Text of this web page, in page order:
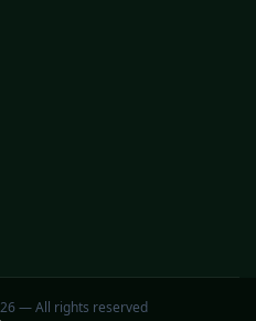
— All rights reserved